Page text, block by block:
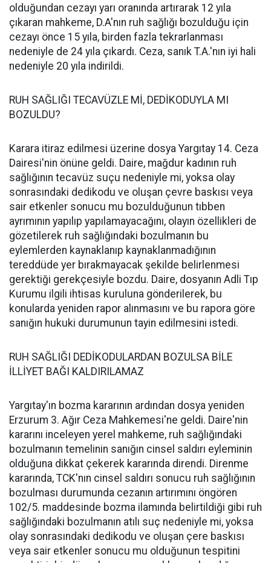
olduğundan cezayı yarı oranında artırarak 12 yıla
çıkaran mahkeme, D.A'nın ruh sağlığı bozulduğu için
cezayı önce 15 yıla, birden fazla tekrarlanması
nedeniyle de 24 yıla çıkardı. Ceza, sanık T.A.'nın iyi hali
nedeniyle 20 yıla indirildi.
RUH SAĞLIĞI TECAVÜZLE Mİ, DEDİKODUYLA MI
BOZULDU?
Karara itiraz edilmesi üzerine dosya Yargıtay 14. Ceza
Dairesi'nin önüne geldi. Daire, mağdur kadının ruh
sağlığının tecavüz suçu nedeniyle mi, yoksa olay
sonrasındaki dedikodu ve oluşan çevre baskısı veya
sair etkenler sonucu mu bozulduğunun tıbben
ayrımının yapılıp yapılamayacağını, olayın özellikleri de
gözetilerek ruh sağlığındaki bozulmanın bu
eylemlerden kaynaklanıp kaynaklanmadığının
tereddüde yer bırakmayacak şekilde belirlenmesi
gerektiği gerekçesiyle bozdu. Daire, dosyanın Adli Tıp
Kurumu ilgili ihtisas kuruluna gönderilerek, bu
konularda yeniden rapor alınmasını ve bu rapora göre
sanığın hukuki durumunun tayin edilmesini istedi.
RUH SAĞLIĞI DEDİKODULARDAN BOZULSA BİLE
İLLİYET BAĞI KALDIRILAMAZ
Yargıtay'ın bozma kararının ardından dosya yeniden
Erzurum 3. Ağır Ceza Mahkemesi'ne geldi. Daire'nin
kararını inceleyen yerel mahkeme, ruh sağlığındaki
bozulmanın temelinin sanığın cinsel saldırı eyleminin
olduğuna dikkat çekerek kararında direndi. Direnme
kararında, TCK'nın cinsel saldırı sonucu ruh sağlığının
bozulması durumunda cezanın artırımını öngören
102/5. maddesinde bozma ilamında belirtildiği gibi ruh
sağlığındaki bozulmanın atılı suç nedeniyle mi, yoksa
olay sonrasındaki dedikodu ve oluşan çere baskısı
veya sair etkenler sonucu mu olduğunun tespitini